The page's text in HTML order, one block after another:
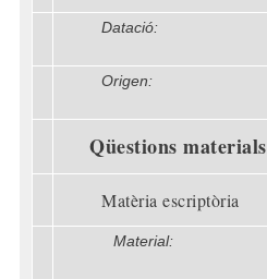
Datació:
Origen:
Qüestions materials
Matèria escriptòria
Material: